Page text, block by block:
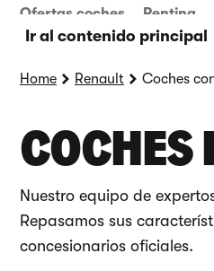
Ir al contenido principal
Ofertas coches Renting
Home Renault Coches
COCHES
Nuestro equipo de
Repasamos sus
concesionarios oficiales.